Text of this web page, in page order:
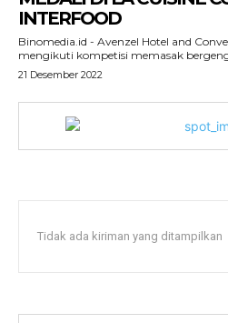
INTERFOOD
Binomedia.id - Avenzel Hotel and
mengikuti kompetisi memasak
21 Desember 2022
Tidak ada kiriman yang ditampilkan